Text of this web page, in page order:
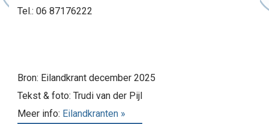
Tel.: 06 87176222
Bron: Eilandkrant december 2025
Tekst & foto: Trudi van der Pijl
Meer info: Eilandkranten »